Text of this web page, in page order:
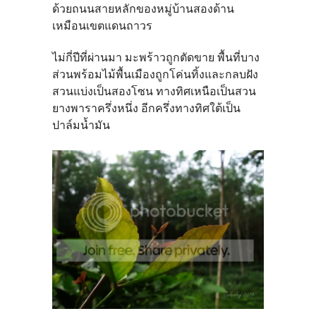
ด้วยถนนสายหลักของหมู่บ้านสองด้าน
เหมือนเขตแดนถาวร
ไม่กี่ปีที่ผ่านมา มะพร้าวถูกตัดขาย พื้นที่บาง
ส่วนพร้อมไม้พื้นเมืองถูกโค่นทิ้งและกลบฝัง
สวนแบ่งเป็นสองโซน ทางทิศเหนือเป็นสวน
ยางพาราครึ่งหนึ่ง อีกครึ่งทางทิศใต้เป็น
ปาล์มน้ำมัน